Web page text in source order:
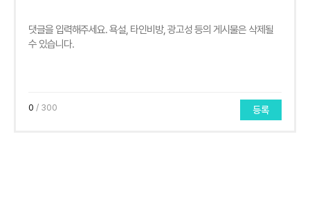
0 / 300 등록